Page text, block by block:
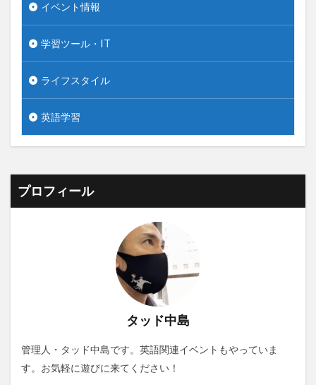
イベント情報
学習ツール・IT
ライフスタイル
英語学習
プロフィール
タッド中島
管理人・タッド中島です。英語関連イベントもやっていま
す。お気軽に遊びに来てください！